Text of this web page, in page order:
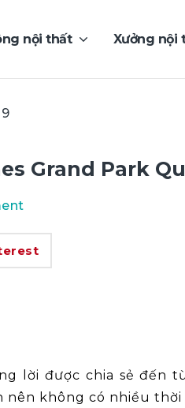
nội thất Xưởng nội
Grand Park
lời được chia sẻ đến
nên không có nhiều thời